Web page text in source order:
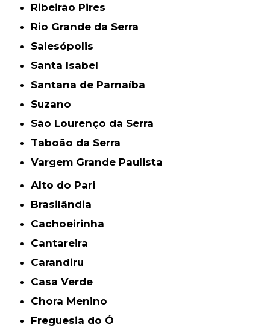
Ribeirão Pires
Rio Grande da Serra
Salesópolis
Santa Isabel
Santana de Parnaíba
Suzano
São Lourenço da Serra
Taboão da Serra
Vargem Grande Paulista
Alto do Pari
Brasilândia
Cachoeirinha
Cantareira
Carandiru
Casa Verde
Chora Menino
Freguesia do Ó